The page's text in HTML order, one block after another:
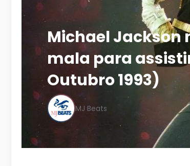
Michael Jackson
mala para
Outubro 1993)
MJ Beats